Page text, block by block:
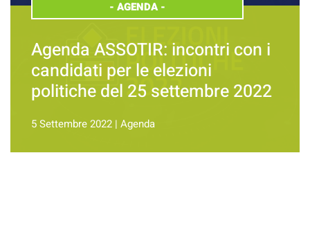
- AGENDA-
Agenda ASSOTIR: incontri con i
candidati per le elezioni
politiche del 25 settembre 2022
5 Settembre 2022 | Agenda